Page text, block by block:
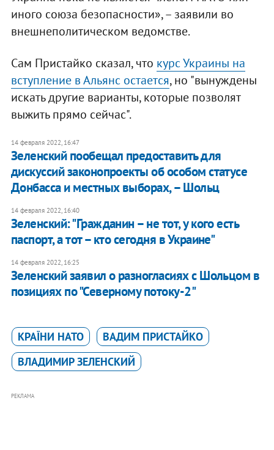
иного союза безопасности», – заявили во
внешнеполитическом ведомстве.
Сам Пристайко сказал, что курс Украины на
вступление в Альянс остается, но "вынуждены
искать другие варианты, которые позволят
выжить прямо сейчас".
14 февраля 2022, 16:47
Зеленский пообещал предоставить для
дискуссий законопроекты об особом статусе
Донбасса и местных выборах, – Шольц
14 февраля 2022, 16:40
Зеленский: "Гражданин – не тот, у кого есть
паспорт, а тот – кто сегодня в Украине"
14 февраля 2022, 16:25
Зеленский заявил о разногласиях с Шольцом в
позициях по "Северному потоку-2"
КРАЇНИ НАТО
ВАДИМ ПРИСТАЙКО
ВЛАДИМИР ЗЕЛЕНСКИЙ
РЕКЛАМА